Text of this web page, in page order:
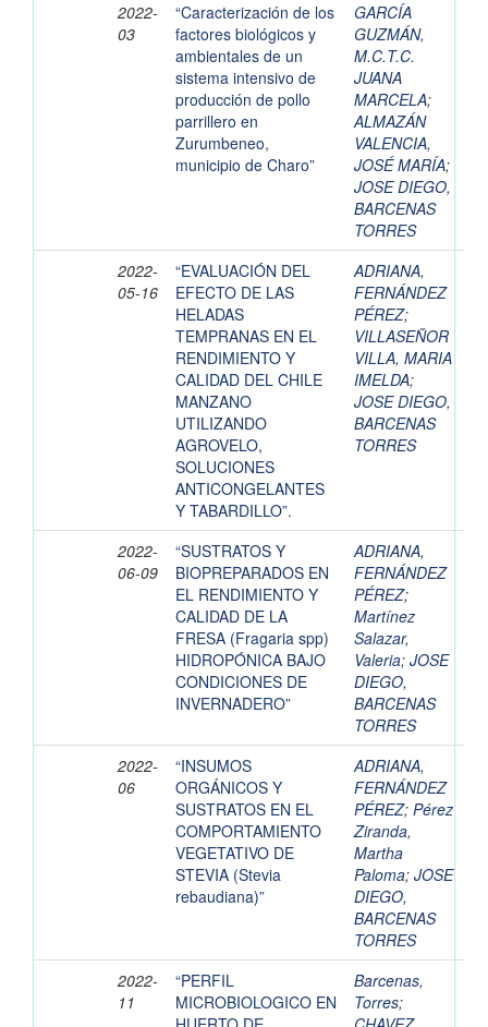
2022-
03
“Caracterización de los
factores biológicos y
ambientales de un
sistema intensivo de
producción de pollo
parrillero en
Zurumbeneo,
municipio de Charo”
GARCÍA
GUZMÁN,
M.C.T.C.
JUANA
MARCELA;
ALMAZÁN
VALENCIA,
JOSÉ MARÍA;
JOSE DIEGO,
BARCENAS
TORRES
2022-
05-16
“EVALUACIÓN DEL
EFECTO DE LAS
HELADAS
TEMPRANAS EN EL
RENDIMIENTO Y
CALIDAD DEL CHILE
MANZANO
UTILIZANDO
AGROVELO,
SOLUCIONES
ANTICONGELANTES
Y TABARDILLO”.
ADRIANA,
FERNÁNDEZ
PÉREZ;
VILLASEÑOR
VILLA, MARIA
IMELDA;
JOSE DIEGO,
BARCENAS
TORRES
2022-
06-09
“SUSTRATOS Y
BIOPREPARADOS EN
EL RENDIMIENTO Y
CALIDAD DE LA
FRESA (Fragaria spp)
HIDROPÓNICA BAJO
CONDICIONES DE
INVERNADERO”
ADRIANA,
FERNÁNDEZ
PÉREZ;
Martínez
Salazar,
Valeria; JOSE
DIEGO,
BARCENAS
TORRES
2022-
06
“INSUMOS
ORGÁNICOS Y
SUSTRATOS EN EL
COMPORTAMIENTO
VEGETATIVO DE
STEVIA (Stevia
rebaudiana)”
ADRIANA,
FERNÁNDEZ
PÉREZ; Pérez
Ziranda,
Martha
Paloma; JOSE
DIEGO,
BARCENAS
TORRES
2022-
11
“PERFIL
MICROBIOLOGICO EN
Barcenas,
Torres;